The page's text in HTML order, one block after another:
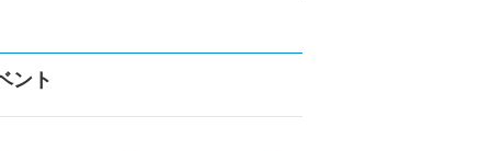
ント